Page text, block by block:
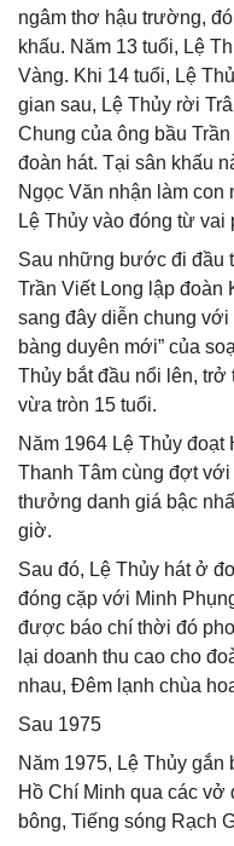
ngâm thơ hậu trường,
khấu. Năm 13 tuổi, Lệ
Vàng. Khi 14 tuổi, Lệ
gian sau, Lệ Thủy rời
Chung của ông bầu
đoàn hát. Tại sân khấu
Ngọc Văn nhận làm con
Lệ Thủy vào đóng từ vai
Sau những bước đi đầu
Trần Viết Long lập đoàn
sang đây diễn chung
bàng duyên mới” của
Thủy bắt đầu nổi lên,
vừa tròn 15 tuổi.
Năm 1964 Lệ Thủy
Thanh Tâm cùng đợt
thưởng danh giá bậc
giờ.
Sau đó, Lệ Thủy hát ở
đóng cặp với Minh
được báo chí thời đó
lại doanh thu cao cho
nhau, Đêm lạnh chùa
Sau 1975
Năm 1975, Lệ Thủy
Hồ Chí Minh qua các vở
bông, Tiếng sóng Rạch